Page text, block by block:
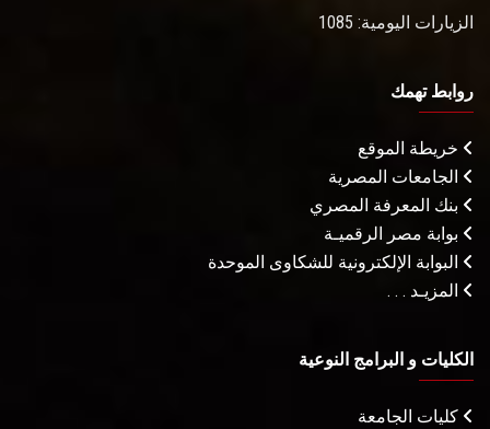
الزيارات اليومية: 1085
روابط تهمك
خريطة الموقع
الجامعات المصرية
بنك المعرفة المصري
بوابة مصر الرقميـة
البوابة الإلكترونية للشكاوى الموحدة
المزيـد . . .
الكليات و البرامج النوعية
كليات الجامعة